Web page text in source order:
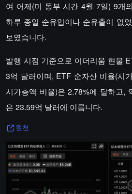
여 어제(미 동부 시간 4월 7일) 9개
하루 종일 순유입이나 순유출이 없
보였습니다.
발행 시점 기준으로 이더리움 현물
3억 달러이며, ETF 순자산 비율(시
시가총액 비율)은 2.78%에 달하고,
은 23.59억 달러에 이릅니다.
원천